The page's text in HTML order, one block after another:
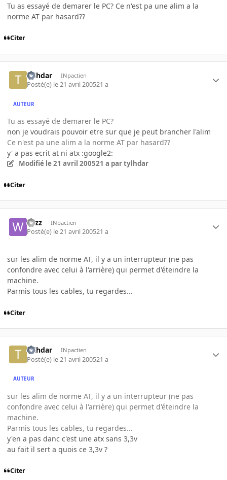
Tu as essayé de demarer le PC? Ce n'est pa une alim a la
norme AT par hasard??
Citer
tylhdar INpactien
Posté(e) le 21 avril 200521 a
AUTEUR
Tu as essayé de demarer le PC?
non je voudrais pouvoir etre sur que je peut brancher l'alim
Ce n'est pa une alim a la norme AT par hasard??
y' a pas ecrit at ni atx :google2:
Modifié le 21 avril 200521 a par tylhdar
Citer
wizz INpactien
Posté(e) le 21 avril 200521 a
sur les alim de norme AT, il y a un interrupteur (ne pas
confondre avec celui à l'arrière) qui permet d'éteindre la
machine.
Parmis tous les cables, tu regardes...
Citer
tylhdar INpactien
Posté(e) le 21 avril 200521 a
AUTEUR
sur les alim de norme AT, il y a un interrupteur (ne pas
confondre avec celui à l'arrière) qui permet d'éteindre la
machine.
Parmis tous les cables, tu regardes...
y'en a pas danc c'est une atx sans 3,3v
au fait il sert a quois ce 3,3v ?
Citer